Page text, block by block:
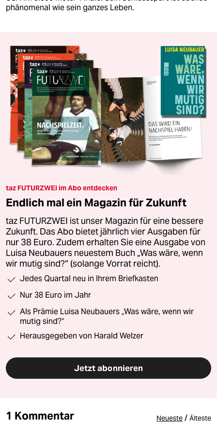
phänomenal wie sein ganzes Leben.
taz FUTURZWEI im Abo entdecken
Endlich mal ein Magazin für Zukunft
taz FUTURZWEI ist unser Magazin für eine bessere
Zukunft. Das Abo bietet jährlich vier Ausgaben für
nur 38 Euro. Zudem erhalten Sie eine Ausgabe von
Luisa Neubauers neuestem Buch „Was wäre, wenn
wir mutig sind?“ (solange Vorrat reicht).
Jedes Quartal neu in Ihrem Briefkasten
Nur 38 Euro im Jahr
Als Prämie Luisa Neubauers „Was wäre, wenn wir
mutig sind?“
Herausgegeben von Harald Welzer
Jetzt abonnieren
1 Kommentar Neueste / Älteste